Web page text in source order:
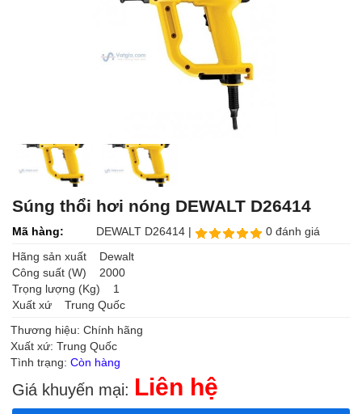
Súng thổi hơi nóng DEWALT D26414
Mã hàng: DEWALT D26414 |
0 đánh giá
Hãng sản xuất Dewalt
Công suất (W) 2000
Trọng lượng (Kg) 1
Xuất xứ Trung Quốc
Thương hiệu: Chính hãng
Xuất xứ: Trung Quốc
Tình trạng: Còn hàng
Giá khuyến mại: Liên hệ